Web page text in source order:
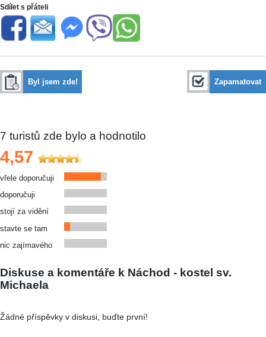
Sdílet s přáteli
Byl jsem zde! Zapamatovat
7 turistů zde bylo a hodnotilo
4,57
vřele doporučuji
doporučuji
stojí za vidění
stavte se tam
nic zajímavého
Diskuse a komentáře k Náchod - kostel sv.
Michaela
Žádné příspěvky v diskusi, buďte první!